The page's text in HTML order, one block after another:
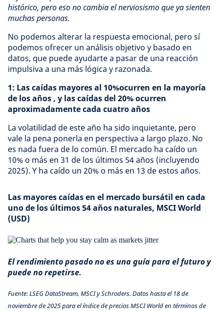
histórico, pero eso no cambia el nerviosismo que ya sienten
muchas personas.
No podemos alterar la respuesta emocional, pero sí
podemos ofrecer un análisis objetivo y basado en
datos, que puede ayudarte a pasar de una reacción
impulsiva a una más lógica y razonada.
1: Las caídas mayores al 10%ocurren en la mayoría
de los años , y las caídas del 20% ocurren
aproximadamente cada cuatro años
La volatilidad de este año ha sido inquietante, pero
vale la pena ponerla en perspectiva a largo plazo. No
es nada fuera de lo común. El mercado ha caído un
10% o más en 31 de los últimos 54 años (incluyendo
2025). Y ha caído un 20% o más en 13 de estos años.
Las mayores caídas en el mercado bursátil en cada
uno de los últimos 54 años naturales, MSCI World
(USD)
El rendimiento pasado no es una guía para el futuro y
puede no repetirse.
Fuente: LSEG DataStream, MSCI y Schroders. Datos hasta el 18 de
noviembre de 2025 para el índice de precios MSCI World en términos de